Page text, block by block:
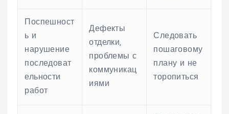
Поспешност
ь и
нарушение
последоват
ельности
работ
Дефекты
отделки,
проблемы с
коммуникац
иями
Следовать
пошаговому
плану и не
торопиться